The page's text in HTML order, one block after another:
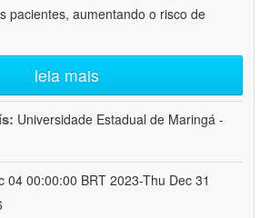
pacientes, aumentando o risco de
leia mais
Universidade Estadual de Maringá -
04 00:00:00 BRT 2023-Thu Dec 31